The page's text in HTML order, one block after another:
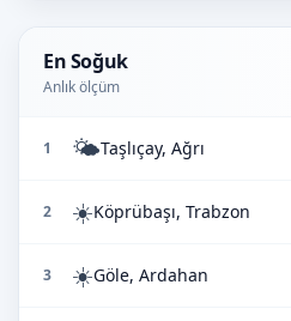
En Soğuk
Anlık ölçüm
1 🌤️Taşlıçay, Ağrı
2 ☀️Köprübaşı, Trabzon
3 ☀️Göle, Ardahan